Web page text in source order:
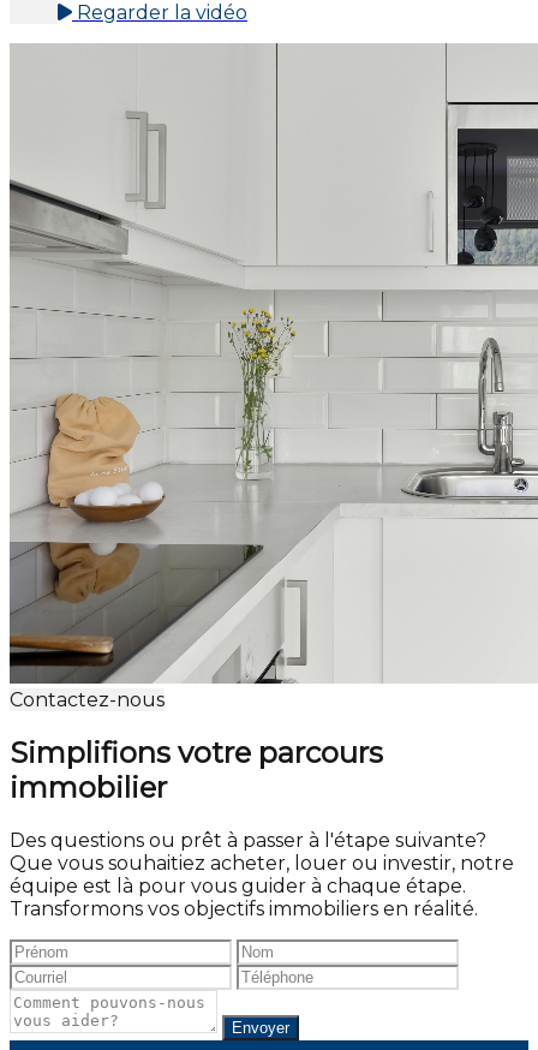
Regarder la vidéo
Contactez-nous
Simplifions votre parcours
immobilier
Des questions ou prêt à passer à l'étape suivante?
Que vous souhaitiez acheter, louer ou investir, notre
équipe est là pour vous guider à chaque étape.
Transformons vos objectifs immobiliers en réalité.
Envoyer